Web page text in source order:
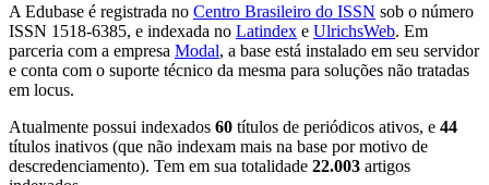
A Edubase é registrada no Centro Brasileiro do ISSN sob o número
ISSN 1518-6385, e indexada no Latindex e UlrichsWeb. Em
parceria com a empresa Modal, a base está instalado em seu servidor
e conta com o suporte técnico da mesma para soluções não tratadas
em locus.
Atualmente possui indexados 60 títulos de periódicos ativos, e 44
títulos inativos (que não indexam mais na base por motivo de
descredenciamento). Tem em sua totalidade 22.003 artigos